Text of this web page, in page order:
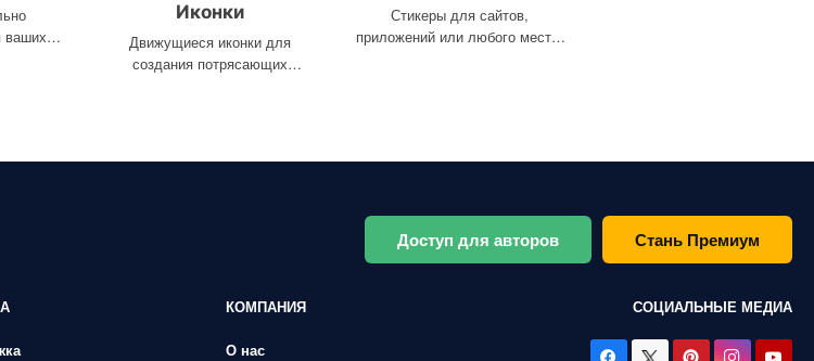
ваших
Иконки
Движущиеся иконки для
создания потрясающих
Стикеры для сайтов,
приложений или любого места,
Доступ для авторов Стань Премиум
КОМПАНИЯ
О нас
СОЦИАЛЬНЫЕ МЕДИА